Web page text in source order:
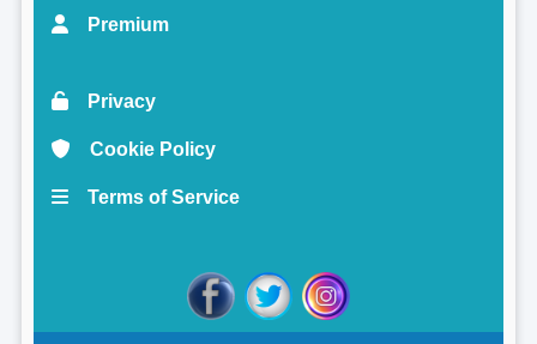
Premium
Privacy
Cookie Policy
Terms of Service